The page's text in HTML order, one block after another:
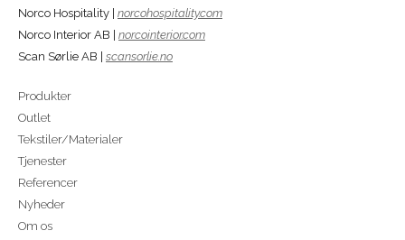
Norco Hospitality | norcohospitality.com
Norco Interior AB | norcointerior.com
Scan Sørlie AB | scansorlie.no
Produkter
Outlet
Tekstiler/Materialer
Tjenester
Referencer
Nyheder
Om os